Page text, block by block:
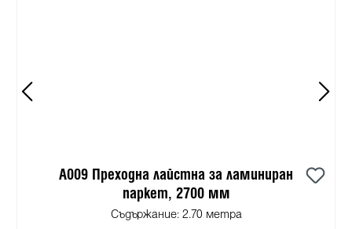
A009 Преходна лайстна за ламиниран
паркет, 2700 мм
Съдържание: 2.70 метра